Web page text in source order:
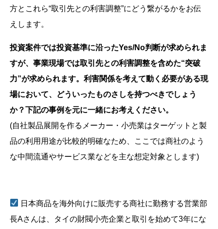
方とこれら“取引先との利害調整”にどう繋がるかをお伝
えします。
投資案件では投資基準に沿ったYes/No判断が求められま
すが、事業現場では取引先との利害調整を含めた“突破
力”が求められます。利害関係を考えて動く必要がある現
場において、どういったものさしを持つべきでしょう
か？下記の事例を元に一緒にお考えください。
(自社製品展開を作るメーカー・小売業はターゲットと製
品の利用用途が比較的明確なため、ここでは商社のよう
な中間流通やサービス業などを主な想定対象とします)
日本商品を海外向けに販売する商社に勤務する営業部
長Aさんは、タイの財閥小売企業と取引を始めて3年にな